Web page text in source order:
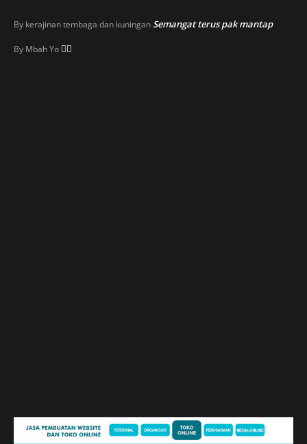
By kerajinan tembaga dan kuninganSemangat terus pak mantap
By Mbah Yo 👍🏼